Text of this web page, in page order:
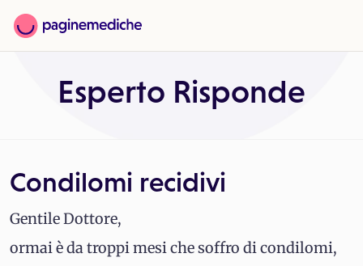
Esperto Risponde
Condilomi recidivi
Gentile Dottore,
ormai è da troppi mesi che soffro di condilomi,